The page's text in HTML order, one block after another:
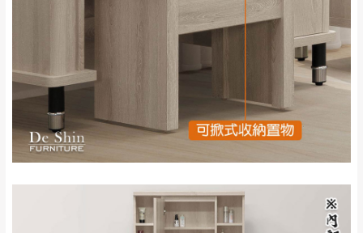
暫無配送地區
彰化、南投、雲林、嘉義、台南、高
雄、屏東、宜蘭、 花蓮、台東、金門、馬祖、澎湖地區
加收說明
包裝、廠商紙及所有附隨文件或資料之完整
性)，若未依照上述方式處理，恕無法接受退
由於透過電腦螢幕選購商品，可能會因個人
電腦螢幕的設定色差或解析度等因素， 與實
際商品的顏色、質感稍有不同，如因此而需
退換貨，需自付來回運費及人資成本，請您
訂購前詳加確認。(包含商品尺寸是否合適)。
訂購前請確認商品尺寸，大型物件因為人工
丈量，難免會有些許誤差值(約正負0.5CM)
詳細尺寸以實品為主。